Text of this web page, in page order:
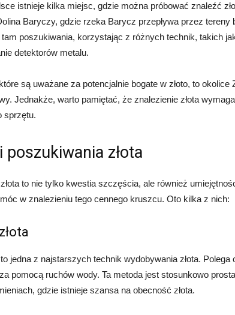
istnieje kilka miejsc, gdzie można próbować znaleźć
Baryczy, gdzie rzeka Barycz przepływa przez tereny
poszukiwania, korzystając z różnych technik, takich
detektorów metalu.
są uważane za potencjalnie bogate w złoto, to okolice
Jednakże, warto pamiętać, że znalezienie złota
sprzętu.
poszukiwania złota
to nie tylko kwestia szczęścia, ale również
w znalezieniu tego cennego kruszcu. Oto kilka z nich:
to jedna z najstarszych technik wydobywania złota. Polega
pomocą ruchów wody. Ta metoda jest stosunkowo
gdzie istnieje szansa na obecność złota.